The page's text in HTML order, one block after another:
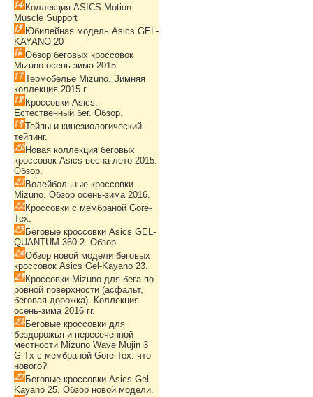
Коллекция ASICS Motion
Muscle Support
Юбилейная модель Asics GEL-
KAYANO 20
Обзор беговых кроссовок
Mizuno осень-зима 2015
Термобелье Mizuno. Зимняя
коллекция 2015 г.
Кроссовки Asics.
Естественный бег. Обзор.
Тейпы и кинезиологический
тейпинг.
Новая коллекция беговых
кроссовок Asics весна-лето 2015.
Обзор.
Волейбольные кроссовки
Mizuno. Обзор осень-зима 2016.
Кроссовки с мембраной Gore-
Tex.
Беговые кроссовки Asics GEL-
QUANTUM 360 2. Обзор.
Обзор новой модели беговых
кроссовок Asics Gel-Kayano 23.
Кроссовки Mizuno для бега по
ровной поверхности (асфальт,
беговая дорожка). Коллекция
осень-зима 2016 гг.
Беговые кроссовки для
бездорожья и пересеченной
местности Mizuno Wave Mujin 3
G-Tx с мембраной Gore-Tex: что
нового?
Беговые кроссовки Asics Gel
Kayano 25. Обзор новой модели.